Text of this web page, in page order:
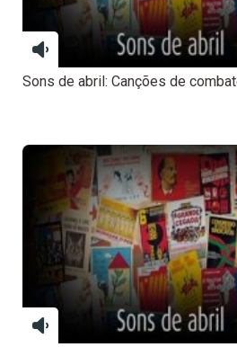
Sons de abril: Canções de